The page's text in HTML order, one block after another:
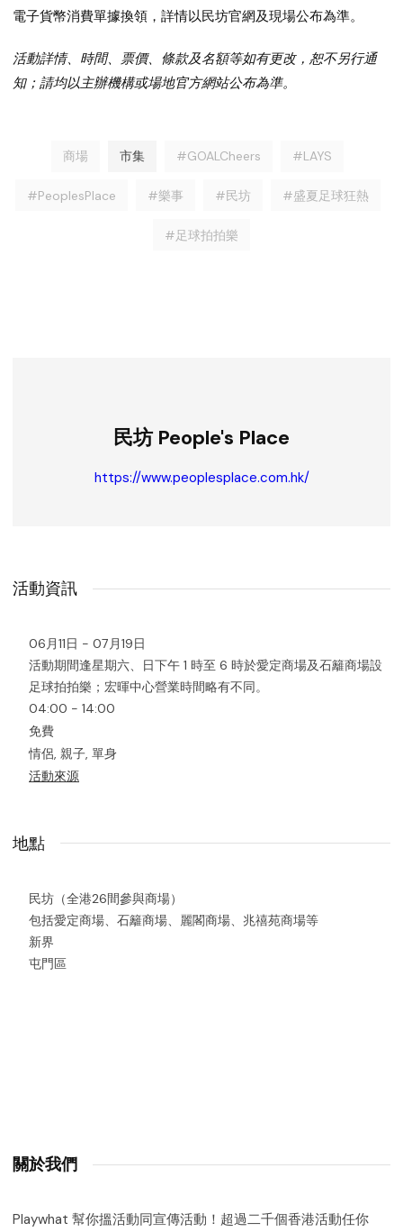
電子貨幣消費單據換領，詳情以民坊官網及現場公布為準。
活動詳情、時間、票價、條款及名額等如有更改，恕不另行通
知；請均以主辦機構或場地官方網站公布為準。
商場 市集 #GOALCheers #LAYS
#PeoplesPlace #樂事 #民坊 #盛夏足球狂熱
#足球拍拍樂
民坊 People's Place
https://www.peoplesplace.com.hk/
活動資訊
06月11日 - 07月19日
活動期間逢星期六、日下午 1 時至 6 時於愛定商場及石籬商場設
足球拍拍樂；宏暉中心營業時間略有不同。
04:00 - 14:00
免費
情侶, 親子, 單身
活動來源
地點
民坊（全港26間參與商場）
包括愛定商場、石籬商場、麗閣商場、兆禧苑商場等
新界
屯門區
關於我們
Playwhat 幫你搵活動同宣傳活動！超過二千個香港活動任你